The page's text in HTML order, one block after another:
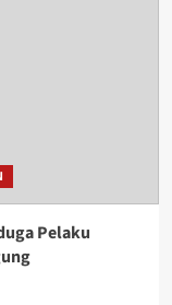
Pelaku